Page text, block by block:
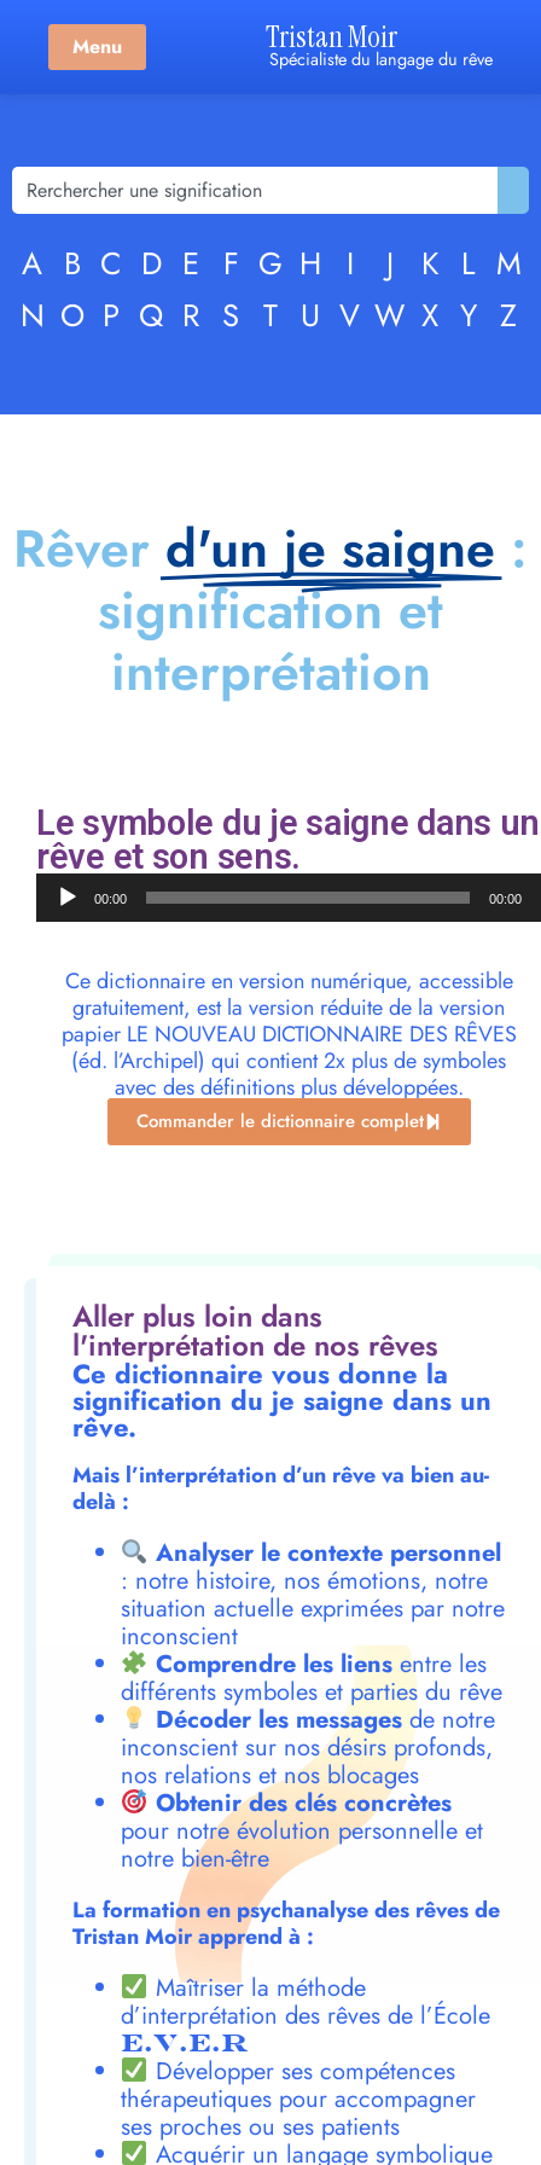
Menu Tristan Moir
Spécialiste du langage du rêve
A B C D E F G H I J K L M
N O P Q R S T U V W X Y Z
Rêver d'un je saigne :
signification et
interprétation
Le symbole du je saigne dans un
rêve et son sens.
Lecteur
audio00:00 00:00
Ce dictionnaire en version numérique, accessible
gratuitement, est la version réduite de la version
papier LE NOUVEAU DICTIONNAIRE DES RÊVES
(éd. l’Archipel) qui contient 2x plus de symboles
avec des définitions plus développées.
Commander le dictionnaire complet
Aller plus loin dans
l'interprétation de nos rêves
Ce dictionnaire vous donne la
signification du je saigne dans un
rêve.
Mais l’interprétation d’un rêve va bien au-
delà :
Analyser le contexte personnel
: notre histoire, nos émotions, notre
situation actuelle exprimées par notre
inconscient
Comprendre les liensentre les
différents symboles et parties du rêve
Décoder les messagesde notre
inconscient sur nos désirs profonds,
nos relations et nos blocages
Obtenir des clés concrètes
pour notre évolution personnelle et
notre bien-être
La formation en psychanalyse des rêves de
Tristan Moir apprend à :
Maîtriser la méthode
d’interprétation des rêves de l’École
E.V.E.R
Développer ses compétences
thérapeutiques pour accompagner
ses proches ou ses patients
Acquérir un langage symbolique